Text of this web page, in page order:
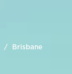
/ Brisbane